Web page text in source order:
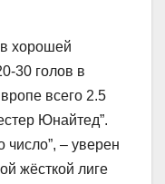
хорошей
30 голов в
всего 2.5
Юнайтед”.
число”, – уверен
жёсткой лиге